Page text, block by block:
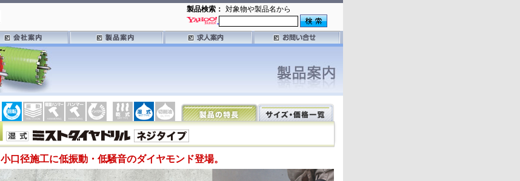
製品検索： 対象物や製品名から
小口径施工に低振動・低騒音のダイヤモンド登場。